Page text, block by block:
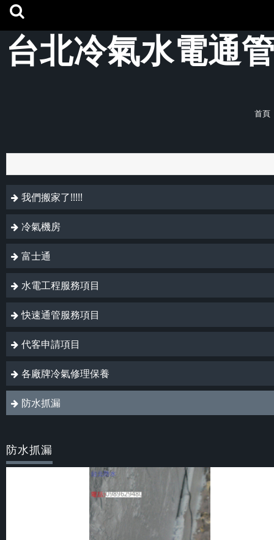
台北冷氣水電通
首頁
我們搬家了!!!!!
冷氣機房
富士通
水電工程服務項目
快速通管服務項目
代客申請項目
各廠牌冷氣修理保養
防水抓漏
防水抓漏